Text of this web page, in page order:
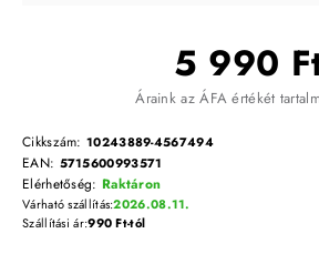
5 990
Áraink az ÁFA értékét
Cikkszám: 10243889-4567494
EAN: 5715600993571
Elérhetőség: Raktáron
Várható szállítás:2026.08.11.
Szállítási ár:990 Ft-tól